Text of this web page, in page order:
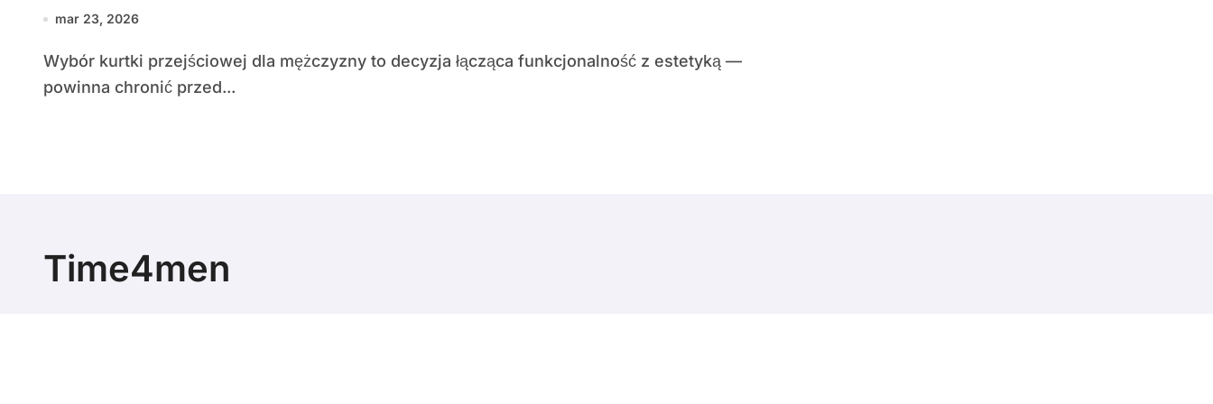
mar 23, 2026
Wybór kurtki przejściowej dla mężczyzny to decyzja łącząca funkcjonalność z estetyką —
powinna chronić przed...
Time4men